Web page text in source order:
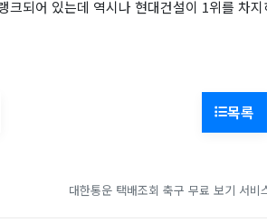
크되어 있는데 역시나 현대건설이 1위를 차
목록
대한통운 택배조회 축구 무료 보기 서비